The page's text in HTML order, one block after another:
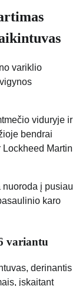
variklio
viduryje ir
bendrai
Martin
nuoroda į pusiau
karo
variantu
derinantis
įskaitant